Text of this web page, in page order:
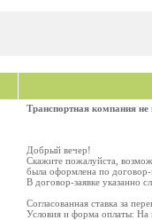
Транспортная компания
Добрый вечер!
Скажите пожалуйста,
была оформлена по договор-
В договор-заявке указанно
Согласованная ставка за
Условия и форма оплаты: На